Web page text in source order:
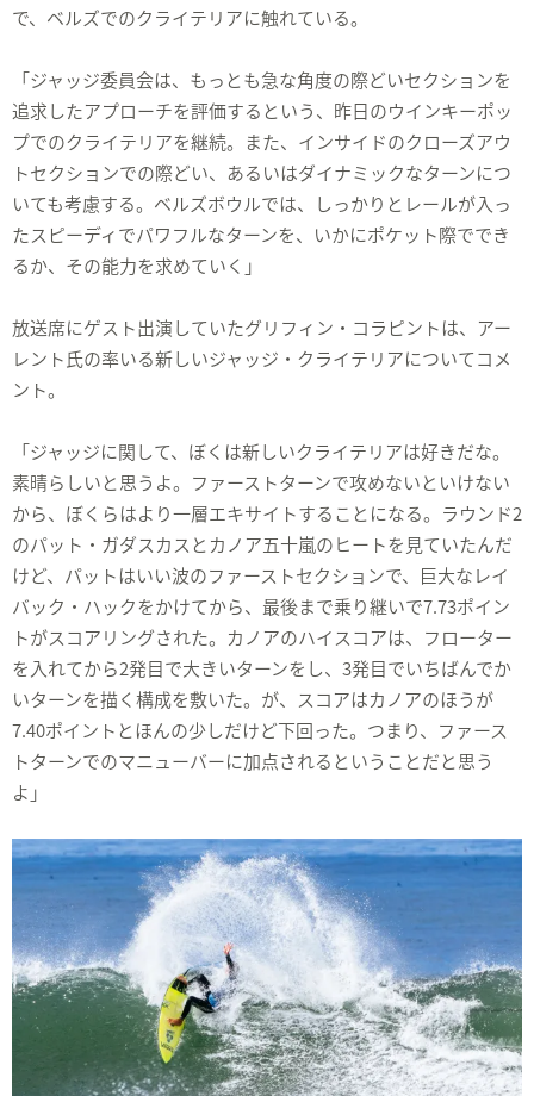
で、ベルズでのクライテリアに触れている。
「ジャッジ委員会は、もっとも急な角度の際どいセクションを
追求したアプローチを評価するという、昨日のウインキーポッ
プでのクライテリアを継続。また、インサイドのクローズアウ
トセクションでの際どい、あるいはダイナミックなターンにつ
いても考慮する。ベルズボウルでは、しっかりとレールが入っ
たスピーディでパワフルなターンを、いかにポケット際ででき
るか、その能力を求めていく」
放送席にゲスト出演していたグリフィン・コラピントは、アー
レント氏の率いる新しいジャッジ・クライテリアについてコメ
ント。
「ジャッジに関して、ぼくは新しいクライテリアは好きだな。
素晴らしいと思うよ。ファーストターンで攻めないといけない
から、ぼくらはより一層エキサイトすることになる。ラウンド2
のパット・ガダスカスとカノア五十嵐のヒートを見ていたんだ
けど、パットはいい波のファーストセクションで、巨大なレイ
バック・ハックをかけてから、最後まで乗り継いで7.73ポイン
トがスコアリングされた。カノアのハイスコアは、フローター
を入れてから2発目で大きいターンをし、3発目でいちばんでか
いターンを描く構成を敷いた。が、スコアはカノアのほうが
7.40ポイントとほんの少しだけど下回った。つまり、ファース
トターンでのマニューバーに加点されるということだと思う
よ」